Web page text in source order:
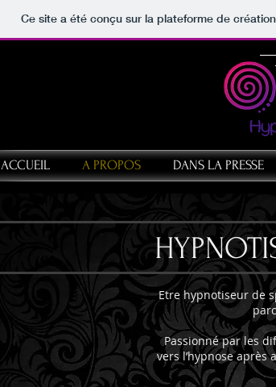
Ce site a été conçu sur la plateforme de
ACCUEIL A PROPOS DANS LA PRESSE
Etre hypnotiseur de
Passionné par les
vers l’hypnose après